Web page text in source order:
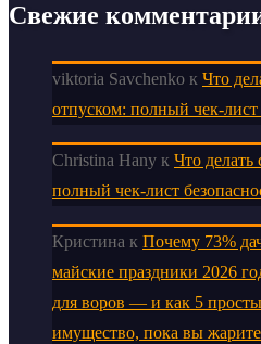
Свежие
viktoria Savchenko к Что
отпуском: полный чек-лист
Christina Hany к Что делать
полный чек-лист
Кристина к Почему 73%
майские праздники 2026
для воров — и как 5
имущество, пока вы